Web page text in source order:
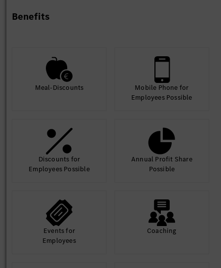
Benefits
Meal-Discounts
Mobile Phone for
Employees Possible
Discounts for
Employees Possible
Annual Profit Share
Possible
Events for
Employees
Coaching